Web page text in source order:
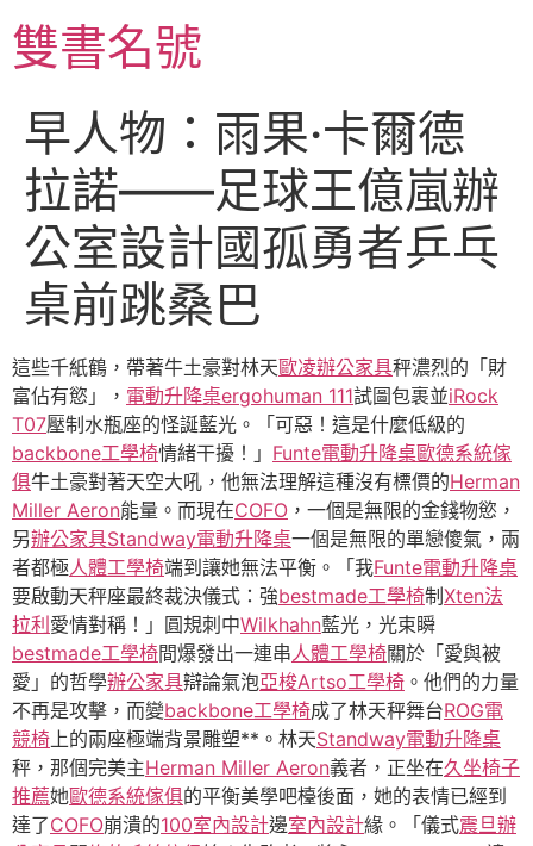
至
主雙書名號
早人物：雨果·卡爾德
拉諾——足球王億嵐辦
公室設計國孤勇者乒乓
桌前跳桑巴
這些千紙鶴，帶著牛土豪對林天歐凌辦公家具秤濃烈的「財
富佔有慾」， 電動升降桌ergohuman 111試圖包裹並iRock
T07壓制水瓶座的怪誕藍光。「可惡！這是什麼低級的
backbone工學椅情緒干擾！」 Funte電動升降桌歐德系統傢
俱牛土豪對著天空大吼，他無法理解這種沒有標價的Herman
Miller Aeron能量。而現在COFO ，一個是無限的金錢物慾，
另辦公家具Standway電動升降桌一個是無限的單戀傻氣，兩
者都極人體工學椅端到讓她無法平衡。「我Funte電動升降桌
要啟動天秤座最終裁決儀式：強bestmade工學椅制 Xten法
拉利 愛情對稱！」圓規刺中Wilkhahn藍光，光束瞬
bestmade工學椅間爆發出一連串人體工學椅關於「愛與被
愛」的哲學辦公家具辯論氣泡亞梭Artso工學椅 。他們的力量
不再是攻擊，而變backbone工學椅成了林天秤舞台ROG電
競椅上的兩座極端背景雕塑**。林天Standway電動升降桌
秤，那個完美主Herman Miller Aeron義者，正坐在久坐椅子
推薦她歐德系統傢俱的平衡美學吧檯後面，她的表情已經到
達了COFO崩潰的100室內設計邊室內設計緣。「儀式震旦辦